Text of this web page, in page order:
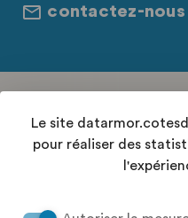
contactez-nous
Le site
pour réaliser des